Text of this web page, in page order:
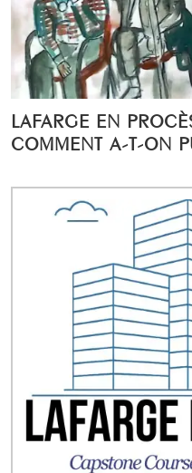
LAFARGE EN
COMMENT A-T-ON